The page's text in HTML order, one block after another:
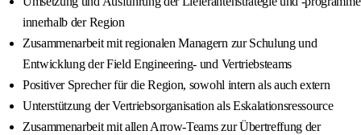
innerhalb der Region
Zusammenarbeit mit regionalen Managern zur Schulung und
Entwicklung der Field Engineering- und Vertriebsteams
Positiver Sprecher für die Region, sowohl intern als auch extern
Unterstützung der Vertriebsorganisation als Eskalationsressource
Zusammenarbeit mit allen Arrow-Teams zur Übertreffung der